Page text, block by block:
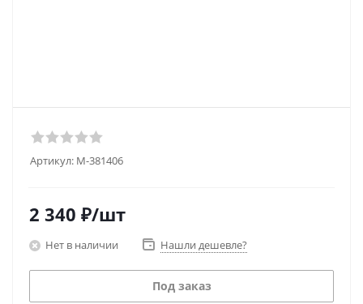
Артикул: M-381406
2 340 ₽/шт
Нет в наличии Нашли дешевле?
Под заказ